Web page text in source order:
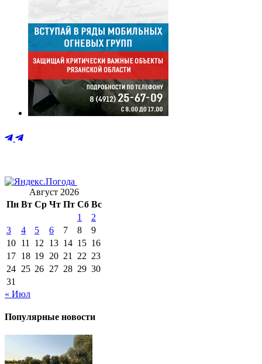
Август 2026
Пн Вт Ср Чт Пт Сб Вс
1
2
3
4 5 6 7 8
9
10 11 12 13 14 15 16
17 18 19 20 21 22 23
24 25 26 27 28 29 30
31
« Июл
Популярные новости